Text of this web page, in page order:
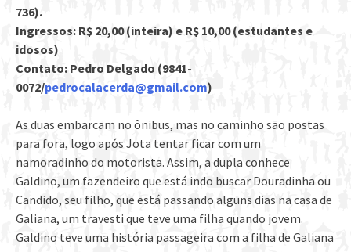
736).
Ingressos: R$ 20,00 (inteira) e R$ 10,00 (estudantes e
idosos)
Contato: Pedro Delgado (9841-
0072/pedrocalacerda@gmail.com)
As duas embarcam no ônibus, mas no caminho são postas
para fora, logo após Jota tentar ficar com um
namoradinho do motorista. Assim, a dupla conhece
Galdino, um fazendeiro que está indo buscar Douradinha ou
Candido, seu filho, que está passando alguns dias na casa de
Galiana, um travesti que teve uma filha quando jovem.
Galdino teve uma história passageira com a filha de Galiana